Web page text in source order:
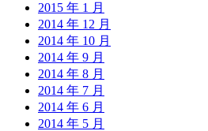
2015 年 1 月
2014 年 12 月
2014 年 10 月
2014 年 9 月
2014 年 8 月
2014 年 7 月
2014 年 6 月
2014 年 5 月